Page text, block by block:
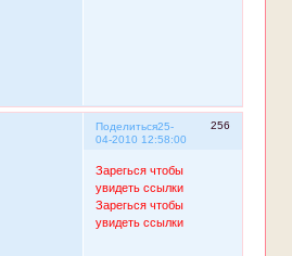
Поделиться 256
25-
04-2010 12:58:00
Зарегься чтобы
увидеть ссылки
Зарегься чтобы
увидеть ссылки